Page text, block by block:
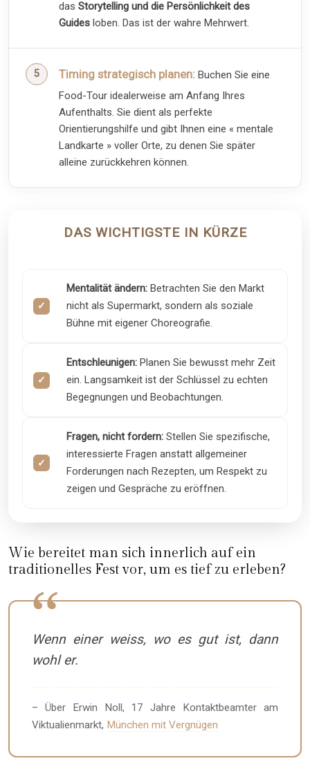
das Storytelling und die Persönlichkeit des
Guides loben. Das ist der wahre Mehrwert.
Timing strategisch planen: Buchen Sie eine
Food-Tour idealerweise am Anfang Ihres
Aufenthalts. Sie dient als perfekte
Orientierungshilfe und gibt Ihnen eine « mentale
Landkarte » voller Orte, zu denen Sie später
alleine zurückkehren können.
DAS WICHTIGSTE IN KÜRZE
Mentalität ändern: Betrachten Sie den Markt
nicht als Supermarkt, sondern als soziale
Bühne mit eigener Choreografie.
Entschleunigen: Planen Sie bewusst mehr Zeit
ein. Langsamkeit ist der Schlüssel zu echten
Begegnungen und Beobachtungen.
Fragen, nicht fordern: Stellen Sie spezifische,
interessierte Fragen anstatt allgemeiner
Forderungen nach Rezepten, um Respekt zu
zeigen und Gespräche zu eröffnen.
Wie bereitet man sich innerlich auf ein
traditionelles Fest vor, um es tief zu erleben?
Wenn einer weiss, wo es gut ist, dann
wohl er.
– Über Erwin Noll, 17 Jahre Kontaktbeamter am
Viktualienmarkt, München mit Vergnügen